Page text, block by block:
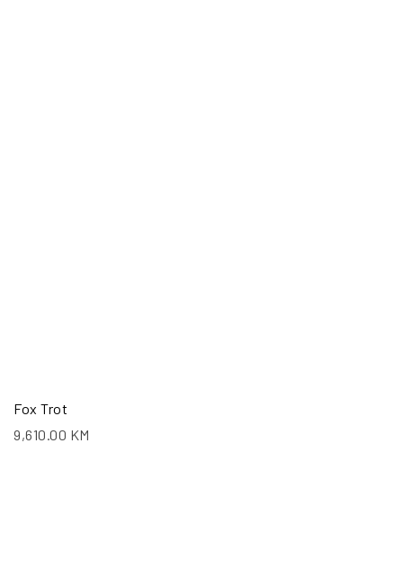
Fox Trot
9,610.00 KM